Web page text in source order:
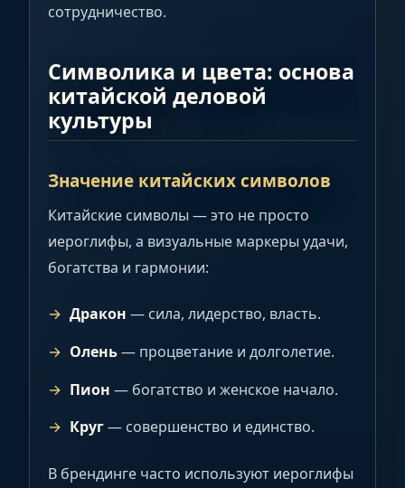
сотрудничество.
Символика и цвета: основа
китайской деловой
культуры
Значение китайских символов
Китайские символы — это не просто
иероглифы, а визуальные маркеры удачи,
богатства и гармонии:
Дракон — сила, лидерство, власть.
Олень— процветание и долголетие.
Пион — богатство и женское начало.
Круг— совершенство и единство.
В брендинге часто используют иероглифы